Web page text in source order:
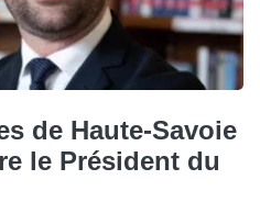
de Haute-Savoie
le Président du